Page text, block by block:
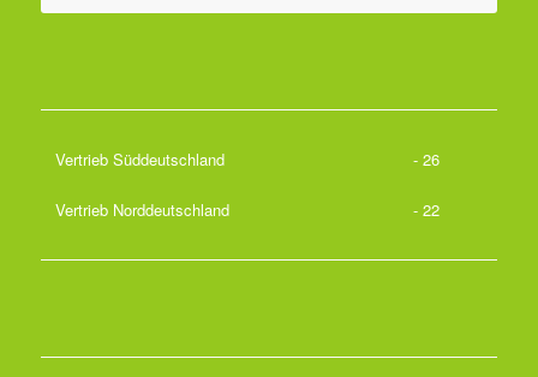
Vertrieb Süddeutschland - 26
Vertrieb Norddeutschland - 22